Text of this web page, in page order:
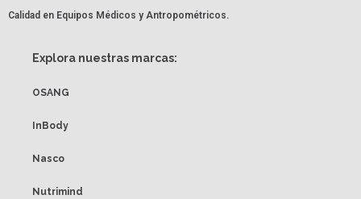
Calidad en Equipos Médicos y Antropométricos.
Explora nuestras marcas:
OSANG
InBody
Nasco
Nutrimind